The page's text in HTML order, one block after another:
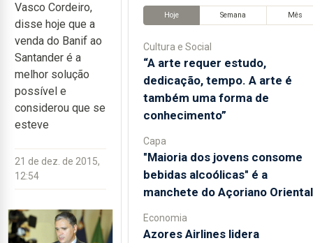
Vasco Cordeiro,
disse hoje que a
venda do Banif ao
Santander é a
melhor solução
possível e
considerou que se
esteve
21 de dez. de 2015,
12:54
Hoje Semana Mês
Cultura e Social
“A arte requer estudo,
dedicação, tempo. A arte é
também uma forma de
conhecimento”
Capa
"Maioria dos jovens consome
bebidas alcoólicas" é a
manchete do Açoriano Oriental
Economia
Azores Airlines lidera